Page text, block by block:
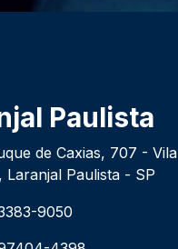
Paulista
de Caxias, 707 - Vila
Laranjal Paulista - SP
9050